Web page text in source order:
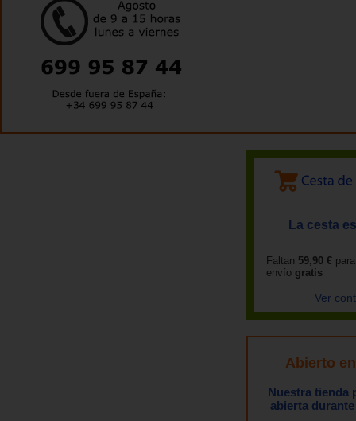
La cesta
Faltan 59,90 €
envío gratis
Ver
Abierto
Nuestra tienda
abierta